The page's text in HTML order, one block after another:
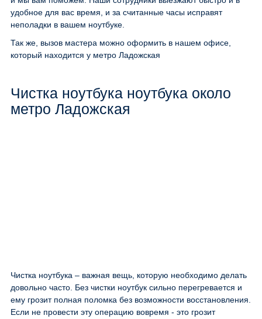
удобное для вас время, и за считанные часы исправят
неполадки в вашем ноутбуке.
Так же, вызов мастера можно оформить в нашем офисе,
который находится у метро Ладожская
Чистка ноутбука ноутбука около
метро Ладожская
Чистка ноутбука – важная вещь, которую необходимо делать
довольно часто. Без чистки ноутбук сильно перегревается и
ему грозит полная поломка без возможности восстановления.
Если не провести эту операцию вовремя - это грозит